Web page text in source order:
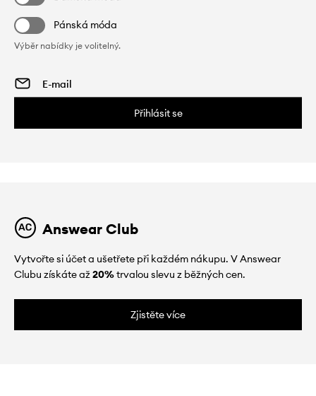
Pánská móda
Výběr nabídky je volitelný.
Přihlásit se
Answear Club
Vytvořte si účet a ušetřete při každém nákupu. V Answear
Clubu získáte až20%trvalou slevu z běžných cen.
Zjistěte více